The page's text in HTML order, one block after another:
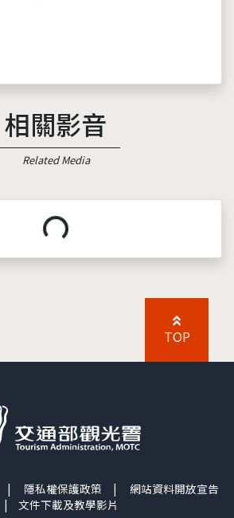
相關影音
Related Media
載入中...
TOP
| 隱私權保護政策 | 網站資料開放宣告
| 文件下載及教學影片